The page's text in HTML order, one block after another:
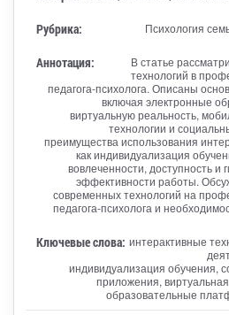
Рубрика:
Психология
Аннотация:
В статье
технологий в
педагога-психолога. Описаны
включая электронные
виртуальную реальность,
технологии и
преимущества использования
как индивидуализация
вовлеченности, доступность и
эффективности работы.
современных технологий на
педагога-психолога и
Ключевые слова: интерактивные
индивидуализация обучения,
приложения,
образовательные